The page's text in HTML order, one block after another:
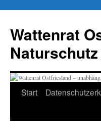
springen
Wattenrat
Start